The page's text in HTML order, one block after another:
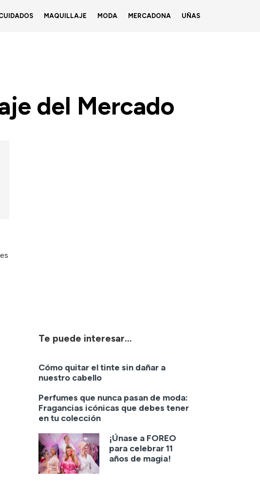
MAQUILLAJE MODA MERCADONA UÑAS
del Mercado
Te puede interesar...
Cómo quitar el tinte sin dañar a
nuestro cabello
Perfumes que nunca pasan de moda:
Fragancias icónicas que debes tener
en tu colección
¡Únase a FOREO
para celebrar 11
años de magia!